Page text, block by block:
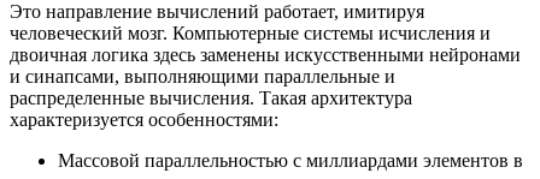
Это направление вычислений работает, имитируя
человеческий мозг. Компьютерные системы исчисления и
двоичная логика здесь заменены искусственными нейронами
и синапсами, выполняющими параллельные и
распределенные вычисления. Такая архитектура
характеризуется особенностями:
Массовой параллельностью с миллиардами элементов в